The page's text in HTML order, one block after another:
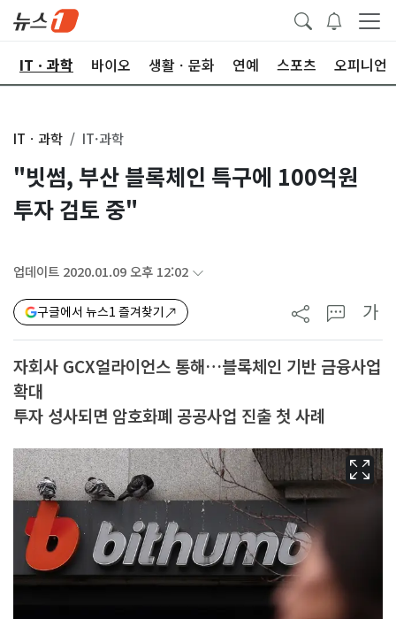
ITㆍ과학 바이오 생활ㆍ문화 연예 스포츠 오피니언
ITㆍ과학 IT·과학
"빗썸, 부산 블록체인 특구에 100억원
투자 검토 중"
업데이트 2020.01.09 오후 12:02
구글에서 뉴스1 즐겨찾기 가
자회사 GCX얼라이언스 통해…블록체인 기반 금융사업
확대
투자 성사되면 암호화폐 공공사업 진출 첫 사례